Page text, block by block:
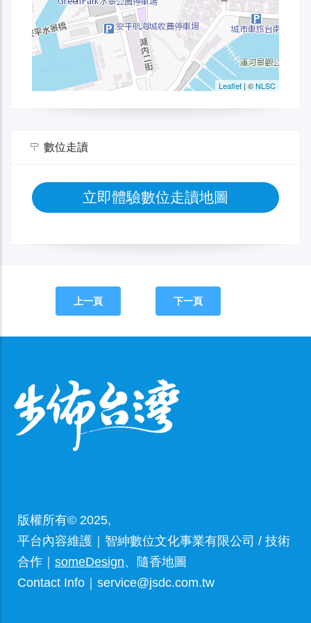
數位走讀
立即體驗數位走讀地圖
上一頁 下一頁
版權所有© 2025,
平台內容維護｜智紳數位文化事業有限公司 / 技術
合作｜ someDesign、隨香地圖
Contact Info｜service@jsdc.com.tw